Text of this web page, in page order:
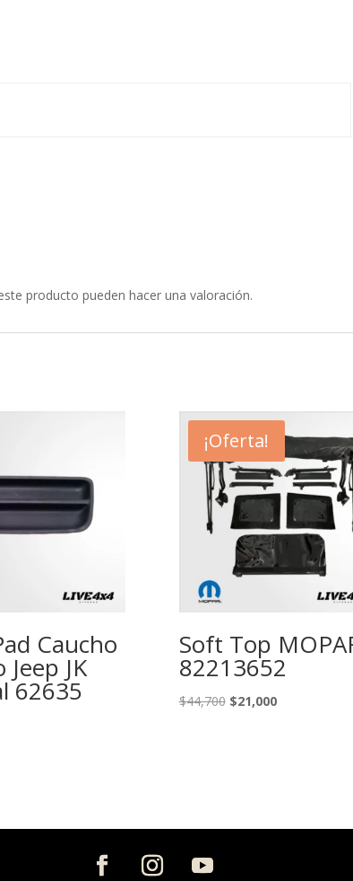
producto pueden hacer una valoración.
Caucho
JK
62635
¡Oferta!
Soft Top
82213652
$44,700 El
$21,000El